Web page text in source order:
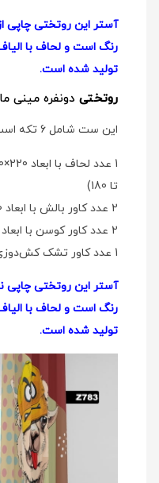
آستر این روتختی
تولید شده است.
روتختی دو‌نفره مینی
این ست شامل 6 تکه است:
تا 180)
2 عدد کاور بالش با ابعاد 50×70
2 عدد کاور کوسن با ابعاد 40×40
1 عدد کاور تشک کش‌دوزی شده با ابعاد 25x200x160
آستر این روتختی چاپی
تولید شده است.